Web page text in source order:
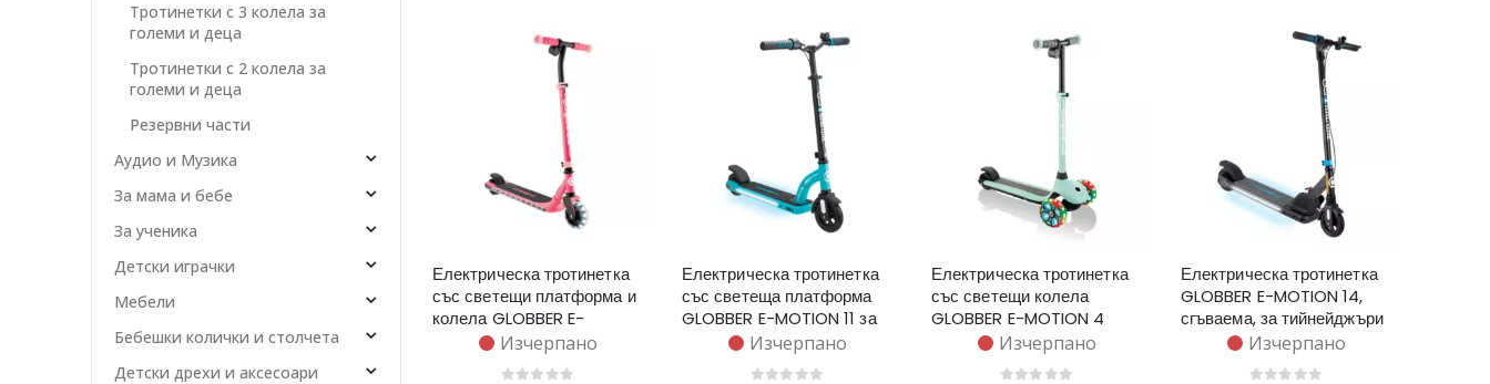
Електрическа тротинетка
със светещи платформа и
колела GLOBBER E-
MOTION 6 - розова
Изчерпано
Електрическа тротинетка
със светеща платформа
GLOBBER E-MOTION 11 за
деца над 8 години -
Изчерпано
Електрическа тротинетка
със светещи колела
GLOBBER E-MOTION 4
PLUS за деца над 6 години
- ментово зелена
Изчерпано
Електрическа тротинетка
GLOBBER E-MOTION 14,
сгъваема, за тийнейджъри
- светло синяИзчерпано
Тротинетки с 3 колела за
големи и деца
Тротинетки с 2 колела за
големи и деца
Резервни части
Аудио и Музика
За мама и бебе
За ученика
Детски играчки
Мебели
Бебешки колички и столчета
Детски дрехи и аксесоари